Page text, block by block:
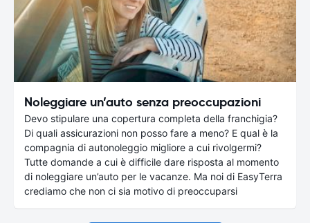
Noleggiare un’auto senza preoccupazioni
Devo stipulare una copertura completa della franchigia?
Di quali assicurazioni non posso fare a meno? E qual è la
compagnia di autonoleggio migliore a cui rivolgermi?
Tutte domande a cui è difficile dare risposta al momento
di noleggiare un’auto per le vacanze. Ma noi di EasyTerra
crediamo che non ci sia motivo di preoccuparsi